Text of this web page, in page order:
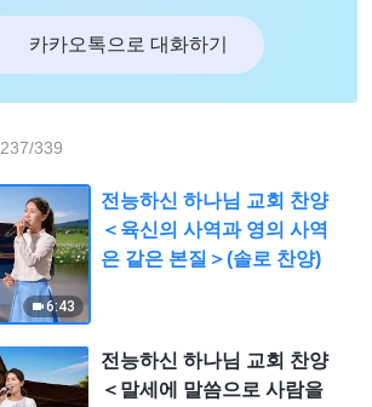
카카오톡으로 대화하기
237/339
6:43
전능하신 하나님 교회 찬양
＜육신의 사역과 영의 사역
은 같은 본질＞(솔로 찬양)
전능하신 하나님 교회 찬양
＜말세에 말씀으로 사람을